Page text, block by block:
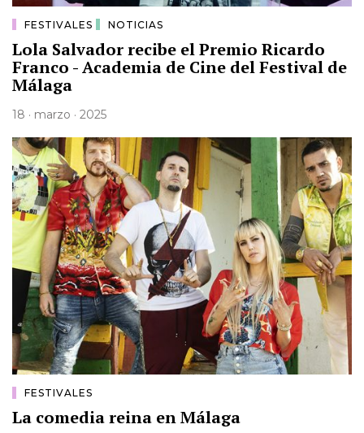
FESTIVALES NOTICIAS
Lola Salvador recibe el Premio Ricardo
Franco - Academia de Cine del Festival de
Málaga
18 · marzo · 2025
FESTIVALES
La comedia reina en Málaga